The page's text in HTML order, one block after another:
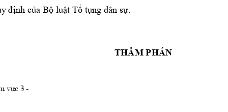
định của Bộ luật Tố tụng dân sự.
vực 3 -
THẨM PHÁN